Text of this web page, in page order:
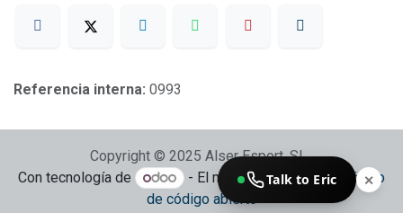
Referencia interna: 0993
Copyright © 2025 Alser Esport, SL
Con tecnología de
- El mejorComercio electrónico
de código abierto
Talk to Eric ✕